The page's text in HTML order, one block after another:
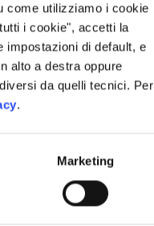
come utilizziamo i cookie
i cookie", accetti la
impostazioni di default, e
alto a destra oppure
da quelli tecnici. Per
.
Marketing